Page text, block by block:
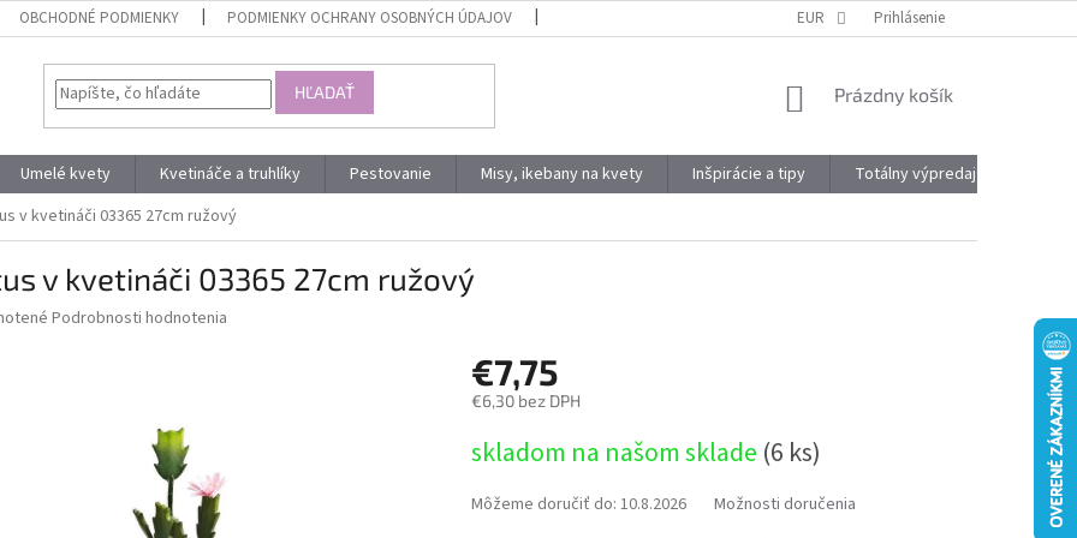
OBCHODNÉ PODMIENKY PODMIENKY OCHRANY OSOBNÝCH ÚDAJOV OBJEMOVÉ ZĽAVY VÝHODY REGISTRÁCIE
EUR Prihlásenie
HĽADAŤ
NÁKUPNÝ
Prázdny košík
Umelé kvety Kvetináče a truhlíky Pestovanie Misy, ikebany na kvety Inšpirácie a tipy Totálny výpredaj
v kvetináči 03365 27cm ružový
v kvetináči 03365 27cm ružový
Podrobnosti hodnotenia
€7,75
€6,30 bez DPH
cena:
skladom na našom sklade (6 ks)
Môžeme doručiť do: 10.8.2026 Možnosti doručenia